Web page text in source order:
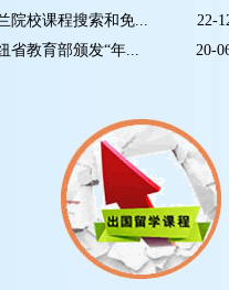
22-
院校课程搜索和免...
20-
省教育部颁发“年...